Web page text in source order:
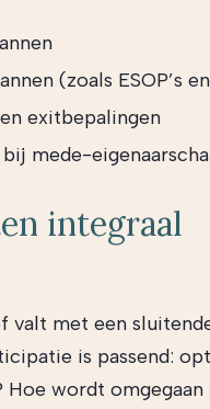
(zoals ESOP’s en
exitbepalingen
mede-
integraal
valt met een
is passend:
Hoe wordt